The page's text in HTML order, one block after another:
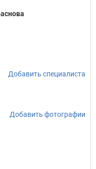
Добавить специалиста
Добавить фотографии